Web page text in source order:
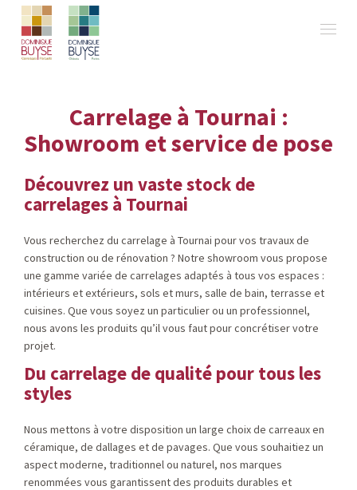
Carrelage à Tournai :
Showroom et service de pose
Découvrez un vaste stock de
carrelages à Tournai
Vous recherchez du carrelage à Tournai pour vos travaux de
construction ou de rénovation ? Notre showroom vous propose
une gamme variée de carrelages adaptés à tous vos espaces :
intérieurs et extérieurs, sols et murs, salle de bain, terrasse et
cuisines. Que vous soyez un particulier ou un professionnel,
nous avons les produits qu’il vous faut pour concrétiser votre
projet.
Du carrelage de qualité pour tous les
styles
Nous mettons à votre disposition un large choix de carreaux en
céramique, de dallages et de pavages. Que vous souhaitiez un
aspect moderne, traditionnel ou naturel, nos marques
renommées vous garantissent des produits durables et